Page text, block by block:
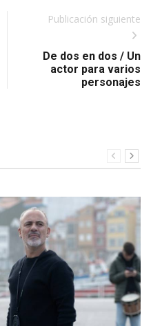
Publicación siguiente
De dos en dos / Un
actor para varios
personajes